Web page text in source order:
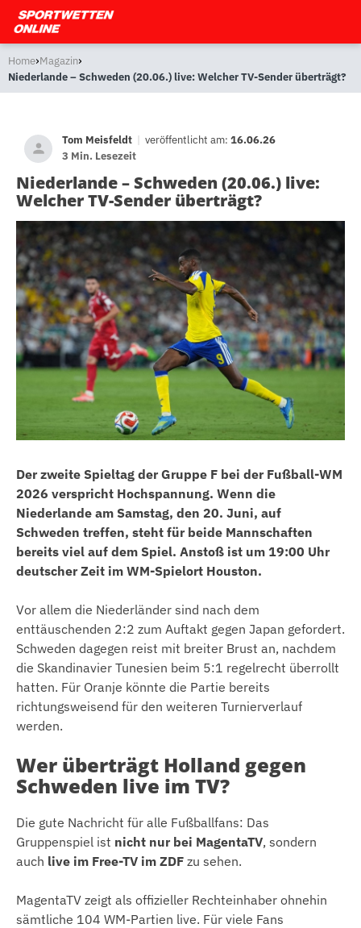
Home›Magazin›
Niederlande – Schweden (20.06.) live: Welcher TV-Sender überträgt?
Tom Meisfeldt | veröffentlicht am: 16.06.26
3 Min. Lesezeit
Niederlande – Schweden (20.06.) live:
Welcher TV-Sender überträgt?
Der zweite Spieltag der Gruppe F bei der Fußball-WM
2026 verspricht Hochspannung. Wenn die
Niederlande am Samstag, den 20. Juni, auf
Schweden treffen, steht für beide Mannschaften
bereits viel auf dem Spiel. Anstoß ist um 19:00 Uhr
deutscher Zeit im WM-Spielort Houston.
Vor allem die Niederländer sind nach dem
enttäuschenden 2:2 zum Auftakt gegen Japan gefordert.
Schweden dagegen reist mit breiter Brust an, nachdem
die Skandinavier Tunesien beim 5:1 regelrecht überrollt
hatten. Für Oranje könnte die Partie bereits
richtungsweisend für den weiteren Turnierverlauf
werden.
Wer überträgt Holland gegen
Schweden live im TV?
Die gute Nachricht für alle Fußballfans: Das
Gruppenspiel ist nicht nur bei MagentaTV, sondern
auch live im Free-TV im ZDF zu sehen.
MagentaTV zeigt als offizieller Rechteinhaber ohnehin
sämtliche 104 WM-Partien live. Für viele Fans